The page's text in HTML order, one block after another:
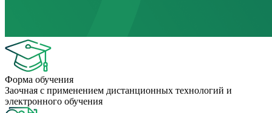
Форма обучения
Заочная с применением дистанционных технологий и
электронного обучения